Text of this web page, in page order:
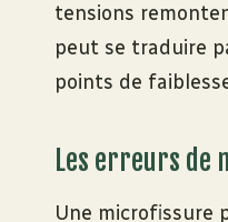
tensions
peut se traduire
points de
Les erreurs de
Une microfissure